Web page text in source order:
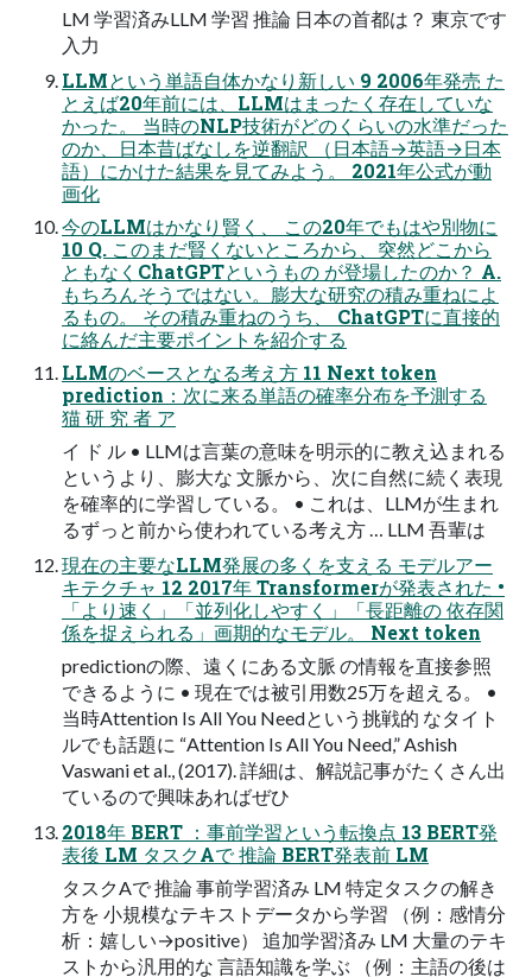
LM 学習済みLLM 学習 推論 日本の首都は？ 東京です
入力
LLMという単語自体かなり新しい 9 2006年発売 た
とえば20年前には、LLMはまったく存在していな
かった。 当時のNLP技術がどのくらいの水準だった
のか、日本昔ばなしを逆翻訳 （日本語→英語→日本
語）にかけた結果を見てみよう。 2021年公式が動
画化
今のLLMはかなり賢く、 この20年でもはや別物に
10 Q. このまだ賢くないところから、突然どこから
ともなくChatGPTというもの が登場したのか？ A.
もちろんそうではない。膨大な研究の積み重ねによ
るもの。 その積み重ねのうち、 ChatGPTに直接的
に絡んだ主要ポイントを紹介する
LLMのベースとなる考え方 11 Next token
prediction：次に来る単語の確率分布を予測する
猫 研 究 者 ア
イ ド ル • LLMは言葉の意味を明示的に教え込まれる
というより、膨大な 文脈から、次に自然に続く表現
を確率的に学習している。 • これは、LLMが生まれ
るずっと前から使われている考え方 … LLM 吾輩は
現在の主要なLLM発展の多くを支える モデルアー
キテクチャ 12 2017年 Transformerが発表された •
「より速く」「並列化しやすく」「長距離の 依存関
係を捉えられる」画期的なモデル。 Next token
predictionの際、遠くにある文脈 の情報を直接参照
できるように • 現在では被引用数25万を超える。 •
当時Attention Is All You Needという挑戦的 なタイト
ルでも話題に “Attention Is All You Need,” Ashish
Vaswani et al., (2017). 詳細は、解説記事がたくさん出
ているので興味あればぜひ
2018年 BERT ：事前学習という転換点 13 BERT発
表後 LM タスクAで 推論 BERT発表前 LM
タスクAで 推論 事前学習済み LM 特定タスクの解き
方を 小規模なテキストデータから学習 （例：感情分
析：嬉しい→positive） 追加学習済み LM 大量のテキ
ストから汎用的な 言語知識を学ぶ （例：主語の後は